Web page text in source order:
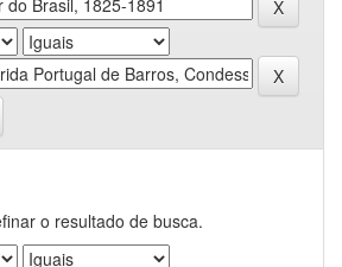
o resultado de busca.